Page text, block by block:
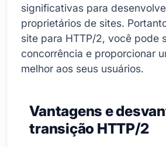
significativas para
proprietários de sites.
site para HTTP/2, você pode
concorrência e proporcionar
melhor aos seus usuários.
Vantagens e
transição HTTP/2